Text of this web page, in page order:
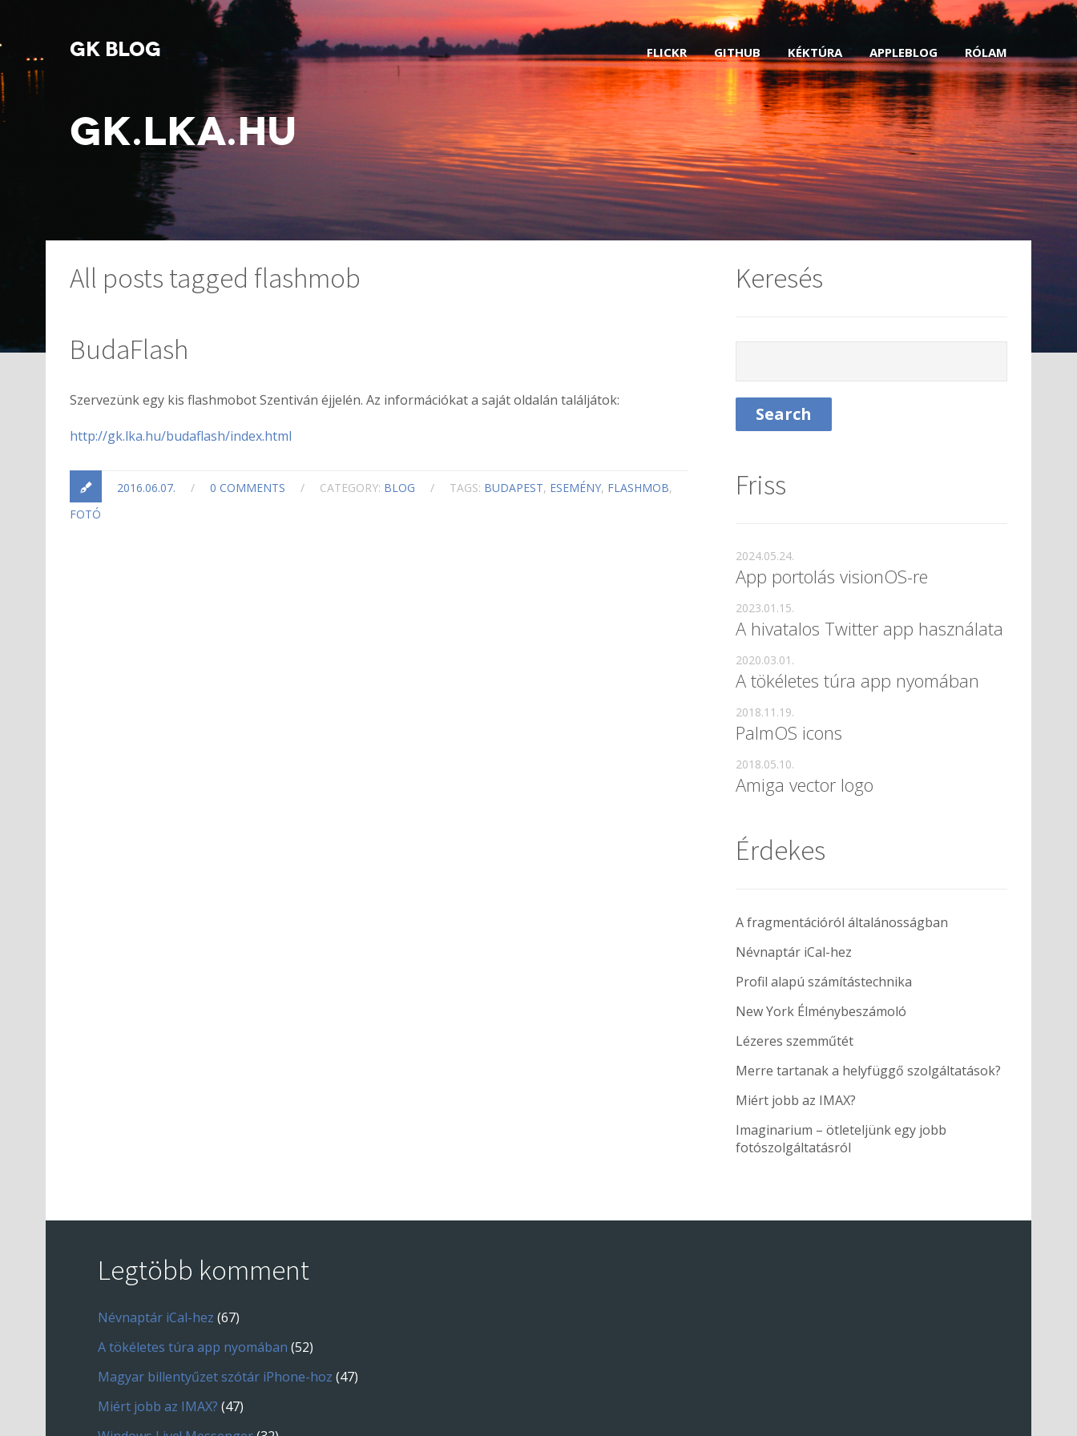
GK BLOG FLICKR GITHUB KÉKTÚRA APPLEBLOG RÓLAM
GK.LKA.HU
All posts tagged flashmob
BudaFlash
Szervezünk egy kis flashmobot Szentiván éjjelén. Az információkat a saját oldalán találjátok:
http://gk.lka.hu/budaflash/index.html
2016.06.07. / 0 COMMENTS / CATEGORY: BLOG / TAGS: BUDAPEST, ESEMÉNY, FLASHMOB,
FOTÓ
Keresés
Friss
App portolás visionOS-re
2024.05.24.
A hivatalos Twitter app használata
2023.01.15.
A tökéletes túra app nyomában
2020.03.01.
PalmOS icons
2018.11.19.
Amiga vector logo
2018.05.10.
Érdekes
A fragmentációról általánosságban
Névnaptár iCal-hez
Profil alapú számítástechnika
New York Élménybeszámoló
Lézeres szemműtét
Merre tartanak a helyfüggő szolgáltatások?
Miért jobb az IMAX?
Imaginarium – ötleteljünk egy jobb
fotószolgáltatásról
Legtöbb komment
Névnaptár iCal-hez (67)
A tökéletes túra app nyomában (52)
Magyar billentyűzet szótár iPhone-hoz (47)
Miért jobb az IMAX? (47)